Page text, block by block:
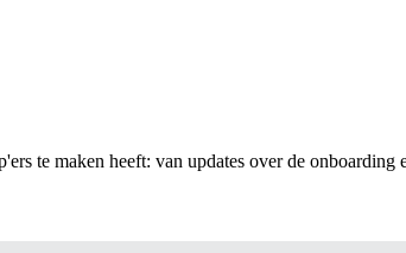
te maken heeft: van updates over de